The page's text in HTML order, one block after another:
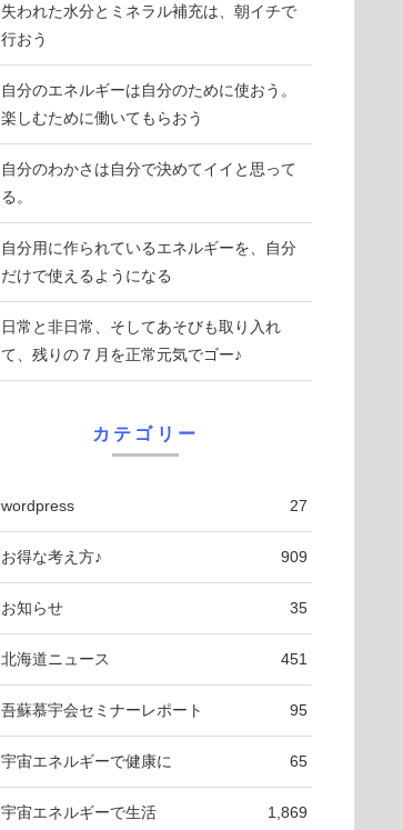
失われた水分とミネラル補充は、朝イチで
行おう
自分のエネルギーは自分のために使おう。
楽しむために働いてもらおう
自分のわかさは自分で決めてイイと思って
る。
自分用に作られているエネルギーを、自分
だけで使えるようになる
日常と非日常、そしてあそびも取り入れ
て、残りの７月を正常元気でゴー♪
カテゴリー
wordpress 27
お得な考え方♪ 909
お知らせ 35
北海道ニュース 451
吾蘇慕宇会セミナーレポート 95
宇宙エネルギーで健康に 65
宇宙エネルギーで生活 1,869